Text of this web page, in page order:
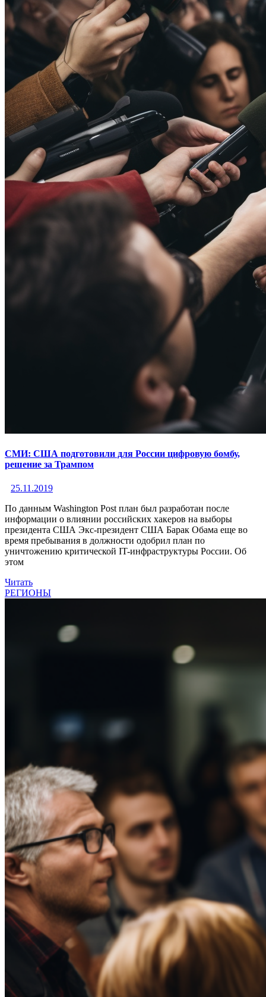
СМИ: США подготовили для России цифровую бомбу,
решение за Трампом
25.11.2019
По данным Washington Post план был разработан после
информации о влиянии российских хакеров на выборы
президента США Экс-президент США Барак Обама еще во
время пребывания в должности одобрил план по
уничтожению критической IT-инфраструктуры России. Об
этом
Читать
РЕГИОНЫ